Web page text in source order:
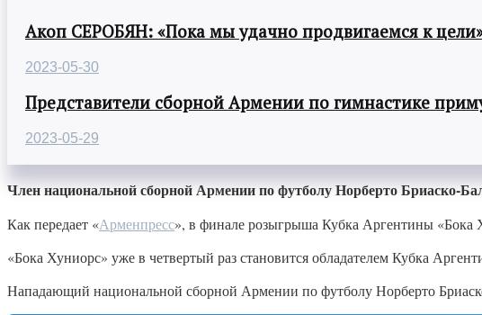
Акоп СЕРОБЯН: «Пока мы удачно продвигаемся к
2023-05-30
Представители сборной Армении по гимнастике
2023-05-29
Член национальной сборной Армении по футболу Норберто Бриаско-
Как передает «Арменпресс», в финале розыгрыша Кубка Аргентины «Бока
«Бока Хуниорс» уже в четвертый раз становится обладателем Кубка
Нападающий национальной сборной Армении по футболу Норберто